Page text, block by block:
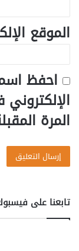
الموقع
احفظ
المرة
تابعنا على